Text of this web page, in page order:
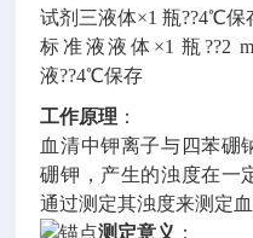
试剂三液体×1 瓶??4℃保
标准液液体×1 瓶??2
液??4℃保存
工作原理 ：
血清中钾离子与四苯硼
硼钾，产生的浊度在一
通过测定其浊度来测定
测定意义 ：